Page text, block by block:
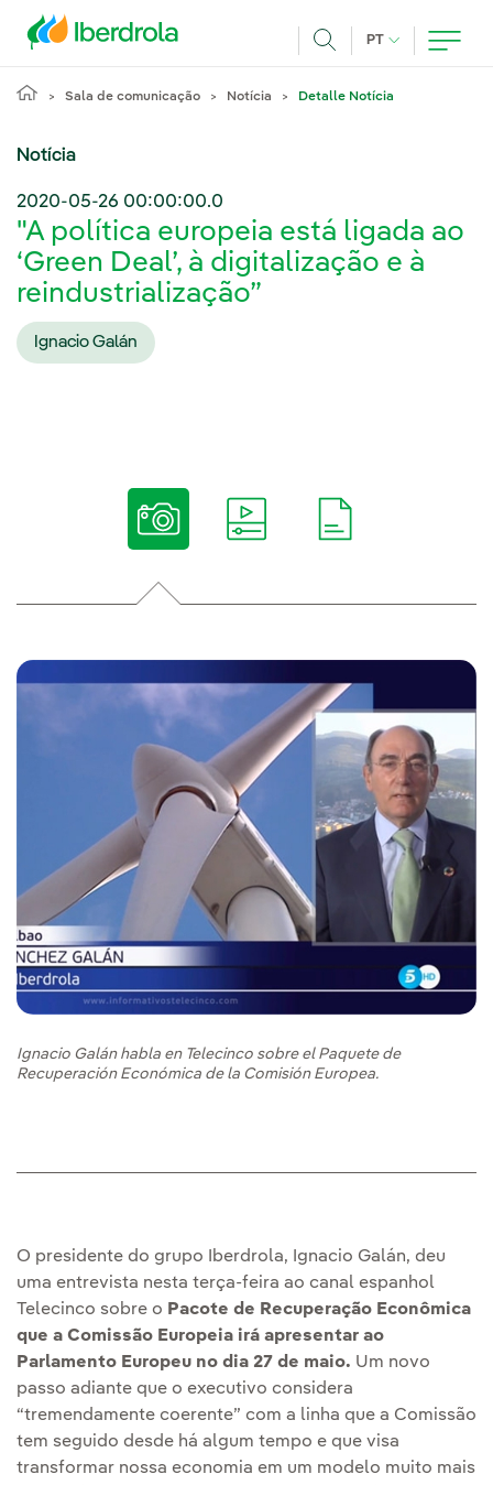
PT IDIOMA ATUAL,
Sala de comunicação Notícia Detalle Notícia
Notícia
2020-05-26 00:00:00.0
"A política europeia está ligada ao
‘Green Deal’, à digitalização e à
reindustrialização”
Ignacio Galán
Ignacio Galán habla en Telecinco sobre el Paquete de
Recuperación Económica de la Comisión Europea.
O presidente do grupo Iberdrola, Ignacio Galán, deu
uma entrevista nesta terça-feira ao canal espanhol
Telecinco sobre o Pacote de Recuperação Econômica
que a Comissão Europeia irá apresentar ao
Parlamento Europeu no dia 27 de maio. Um novo
passo adiante que o executivo considera
“tremendamente coerente” com a linha que a Comissão
tem seguido desde há algum tempo e que visa
transformar nossa economia em um modelo muito mais